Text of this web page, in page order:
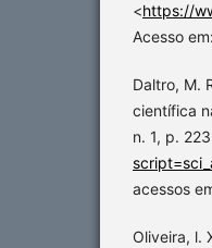
<https://
Acesso
Daltro, M.
científica
n. 1, p.
acessos
Oliveira, l.